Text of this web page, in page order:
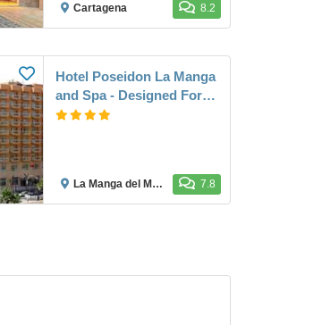
Cartagena 8.2
Hotel Poseidon La Manga
and Spa - Designed For
Adults
La Manga del Mar Menor 7.8